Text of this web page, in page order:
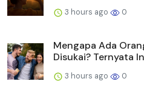
3 hours ago 0
Mengapa Ada
Disukai? Ternyata
3 hours ago 0